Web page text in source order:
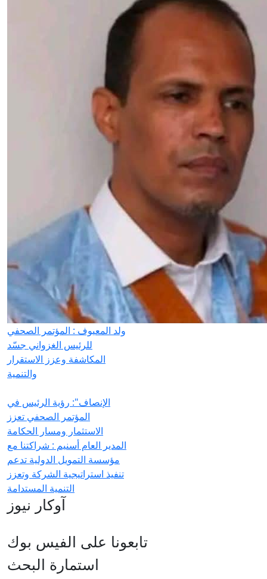
ولد المعيوف : المؤتمر الصحفي
للرئيس الغزواني جسّد
المكاشفة وعزز الاستقرار
والتنمية
الإنصاف": رؤية الرئيس في
المؤتمر الصحفي تعزز
الاستثمار ومسار الحكامة
المدير العام أسنيم : شراكتنا مع
مؤسسة التمويل الدولية تدعم
تنفيذ استراتيجية الشركة وتعزز
التنمية المستدامة
آوكار نيوز
تابعونا على الفيس بوك
استمارة البحث